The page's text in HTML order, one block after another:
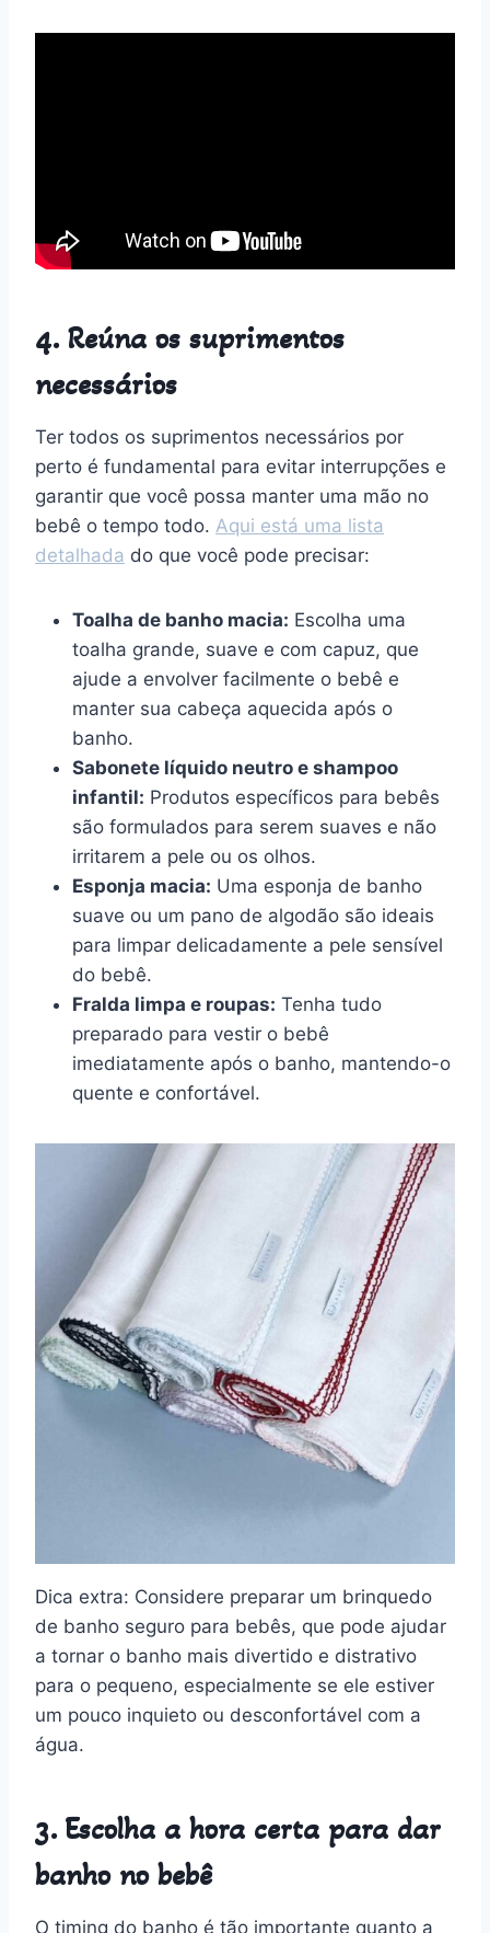
4. Reúna os suprimentos
necessários
Ter todos os suprimentos necessários por
perto é fundamental para evitar interrupções e
garantir que você possa manter uma mão no
bebê o tempo todo. Aqui está uma lista
detalhada do que você pode precisar:
Toalha de banho macia: Escolha uma
toalha grande, suave e com capuz, que
ajude a envolver facilmente o bebê e
manter sua cabeça aquecida após o
banho.
Sabonete líquido neutro e shampoo
infantil: Produtos específicos para bebês
são formulados para serem suaves e não
irritarem a pele ou os olhos.
Esponja macia: Uma esponja de banho
suave ou um pano de algodão são ideais
para limpar delicadamente a pele sensível
do bebê.
Fralda limpa e roupas: Tenha tudo
preparado para vestir o bebê
imediatamente após o banho, mantendo-o
quente e confortável.
Dica extra: Considere preparar um brinquedo
de banho seguro para bebês, que pode ajudar
a tornar o banho mais divertido e distrativo
para o pequeno, especialmente se ele estiver
um pouco inquieto ou desconfortável com a
água.
3. Escolha a hora certa para dar
banho no bebê
O timing do banho é tão importante quanto a